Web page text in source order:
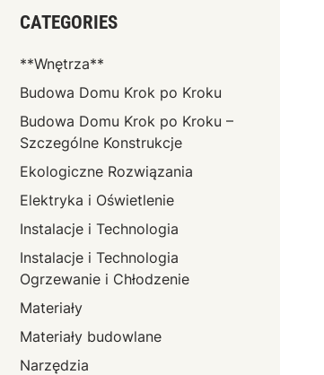
CATEGORIES
**Wnętrza**
Budowa Domu Krok po Kroku
Budowa Domu Krok po Kroku –
Szczególne Konstrukcje
Ekologiczne Rozwiązania
Elektryka i Oświetlenie
Instalacje i Technologia
Instalacje i Technologia
Ogrzewanie i Chłodzenie
Materiały
Materiały budowlane
Narzędzia